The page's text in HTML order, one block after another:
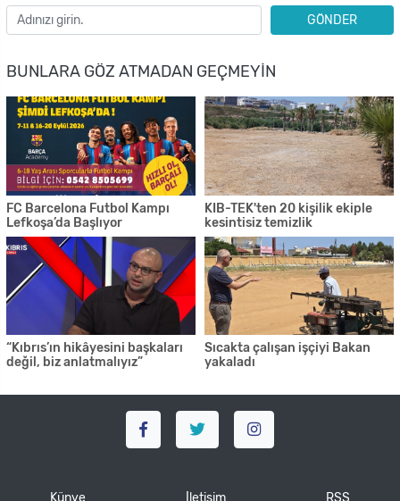
GÖNDER
BUNLARA GÖZ ATMADAN GEÇMEYIN
FC Barcelona Futbol Kampı
Lefkoşa’da Başlıyor
KIB-TEK'ten 20 kişilik ekiple
kesintisiz temizlik
“Kıbrıs’ın hikâyesini başkaları
değil, biz anlatmalıyız”
Sıcakta çalışan işçiyi Bakan
yakaladı